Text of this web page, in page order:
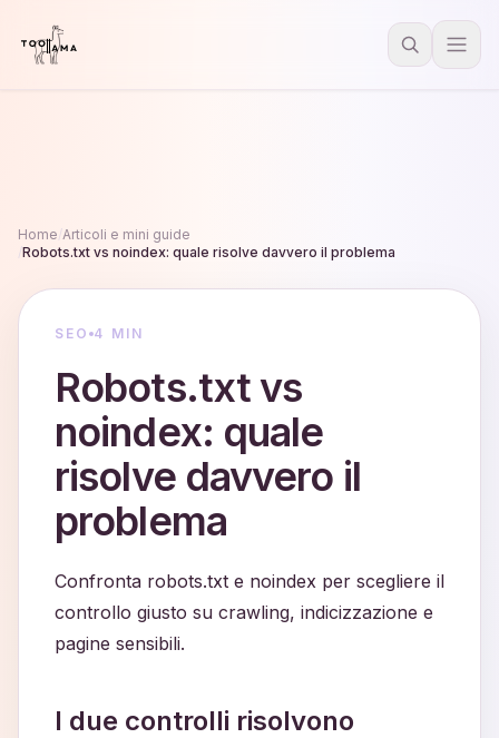
Home Articoli e mini guide
Robots.txt vs noindex: quale risolve davvero il problema
SEO 4 MIN
Robots.txt vs
noindex: quale
risolve davvero il
problema
Confronta robots.txt e noindex per scegliere il
controllo giusto su crawling, indicizzazione e
pagine sensibili.
I due controlli risolvono